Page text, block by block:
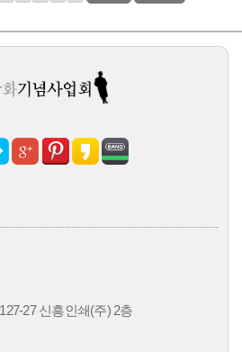
27 신흥인쇄(주) 2층